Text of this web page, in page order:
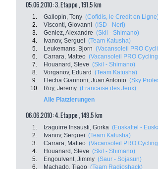
05.06.2010: 3. Etappe , 191.5 km
1. Gallopin, Tony (Cofidis, le Credit en
2.
Visconti, Giovanni (ISD - Neri)
3.
Geniez, Alexandre (Skil - Shimano)
4.
Ivanov, Serguei (Team Katusha)
5.
Leukemans, Bjorn (Vacansoleil PRO
6.
Carrara, Matteo (Vacansoleil PRO
7.
Houanard, Steve (Skil - Shimano)
8.
Vorganov, Eduard (Team Katusha)
9.
Flecha Giannoni, Juan Antonio (Sky
10.
Roy, Jeremy (Francaise des Jeux)
Alle Platzierungen
06.06.2010: 4. Etappe , 149.5 km
1. Izaguirre Insausti, Gorka (Euskaltel -
2.
Ivanov, Serguei (Team Katusha)
3.
Carrara, Matteo (Vacansoleil PRO
4.
Houanard, Steve (Skil - Shimano)
5.
Engoulvent, Jimmy (Saur - Sojasun)
6.
Machado, Tiago (Team Radioshack)